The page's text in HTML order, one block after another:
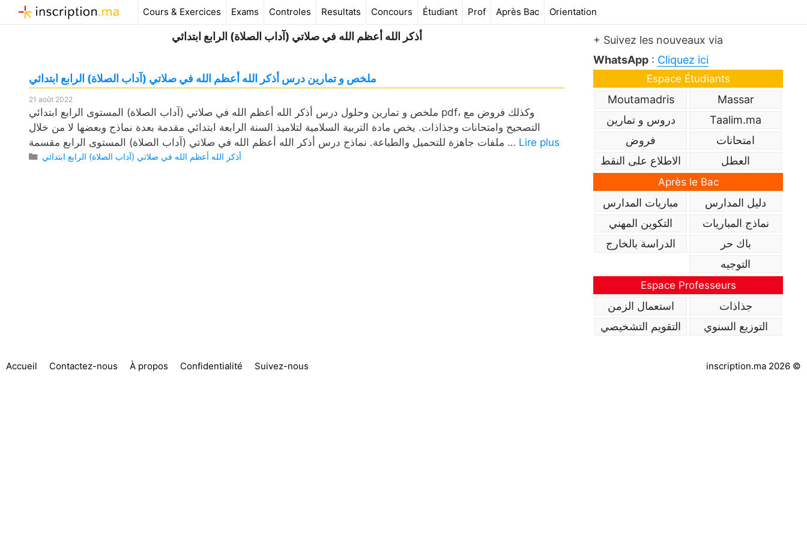
au
Cours & Exercices Exams Controles Resultats Concours Étudiant Prof Après Bac Orientation
أذكر الله أعظم الله في صلاتي (آداب الصلاة) الرابع ابتدائي
ملخص و تمارين درس أذكر الله أعظم الله في صلاتي (آداب الصلاة) الرابع ابتدائي
21 août 2022
ملخص و تمارين وحلول درس أذكر الله أعظم الله في صلاتي (آداب الصلاة) المستوى الرابع ابتدائي pdf، وكذلك فروض مع
التصحيح وامتحانات وجذاذات. يخص مادة التربية السلامية لتلاميذ السنة الرابعة ابتدائي مقدمة بعدة نماذج وبعضها لا من خلال
ملفات جاهزة للتحميل والطباعة. نماذج درس أذكر الله أعظم الله في صلاتي (آداب الصلاة) المستوى الرابع مقسمة … Lire plus
Catégories
أذكر الله أعظم الله في صلاتي (آداب الصلاة) الرابع ابتدائي
+ Suivez les nouveaux via
WhatsApp : Cliquez ici
Espace Étudiants
Massar
Moutamadris
Taalim.ma
دروس و تمارين
امتحانات
فروض
العطل
الاطلاع على النقط
Après le Bac
دليل المدارس
مباريات المدارس
نماذج المباريات
التكوين المهني
باك حر
الدراسة بالخارج
التوجيه
Espace Professeurs
جذاذات
استعمال الزمن
التوزيع السنوي
التقويم التشخيصي
Accueil Contactez-nous À propos Confidentialité Suivez-nous inscription.ma 2026 ©